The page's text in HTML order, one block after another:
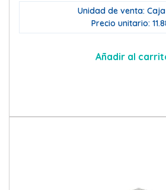
Unidad de venta: Caja
Precio unitario:
Añadir al